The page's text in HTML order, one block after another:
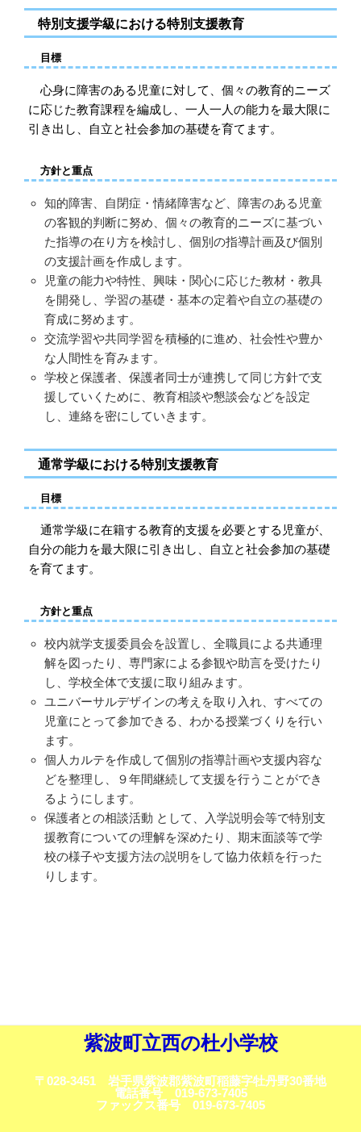
特別支援学級における特別支援教育
目標
心身に障害のある児童に対して、個々の教育的ニーズ
に応じた教育課程を編成し、一人一人の能力を最大限に
引き出し、自立と社会参加の基礎を育てます。
方針と重点
知的障害、自閉症・情緒障害など、障害のある児童
の客観的判断に努め、個々の教育的ニーズに基づい
た指導の在り方を検討し、個別の指導計画及び個別
の支援計画を作成します。
児童の能力や特性、興味・関心に応じた教材・教具
を開発し、学習の基礎・基本の定着や自立の基礎の
育成に努めます。
交流学習や共同学習を積極的に進め、社会性や豊か
な人間性を育みます。
学校と保護者、保護者同士が連携して同じ方針で支
援していくために、教育相談や懇談会などを設定
し、連絡を密にしていきます。
通常学級における特別支援教育
目標
通常学級に在籍する教育的支援を必要とする児童が、
自分の能力を最大限に引き出し、自立と社会参加の基礎
を育てます。
方針と重点
校内就学支援委員会を設置し、全職員による共通理
解を図ったり、専門家による参観や助言を受けたり
し、学校全体で支援に取り組みます。
ユニバーサルデザインの考えを取り入れ、すべての
児童にとって参加できる、わかる授業づくりを行い
ます。
個人カルテを作成して個別の指導計画や支援内容な
どを整理し、９年間継続して支援を行うことができ
るようにします。
保護者との相談活動 として、入学説明会等で特別支
援教育についての理解を深めたり、期末面談等で学
校の様子や支援方法の説明をして協力依頼を行った
りします。
紫波町立西の杜小学校
〒028-3451 岩手県紫波郡紫波町稲藤字牡丹野30番地
電話番号 019-673-7405
ファックス番号 019-673-7405